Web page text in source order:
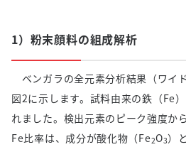
1）粉末顔料の組成解析
ベンガラの全元素分析結果（ワイ
図2に示します。試料由来の鉄（Fe
れました。検出元素のピーク強度か
Fe比率は、成分が酸化物（Fe2O3）